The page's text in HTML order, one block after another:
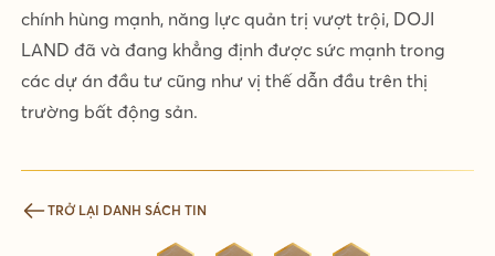
chính hùng mạnh, năng lực quản trị vượt trội, DOJI
LAND đã và đang khẳng định được sức mạnh trong
các dự án đầu tư cũng như vị thế dẫn đầu trên thị
trường bất động sản.
TRỞ LẠI DANH SÁCH TIN